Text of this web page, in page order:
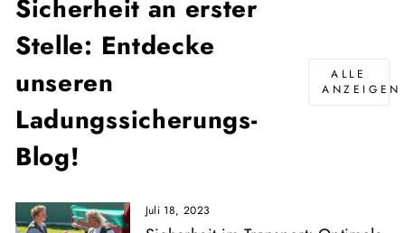
Sicherheit an erster
Stelle: Entdecke
unseren
Ladungssicherungs-
Blog!
ALLE
ANZEIGEN
Juli 18, 2023